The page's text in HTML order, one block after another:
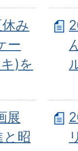
み
ー
)を
展
と昭